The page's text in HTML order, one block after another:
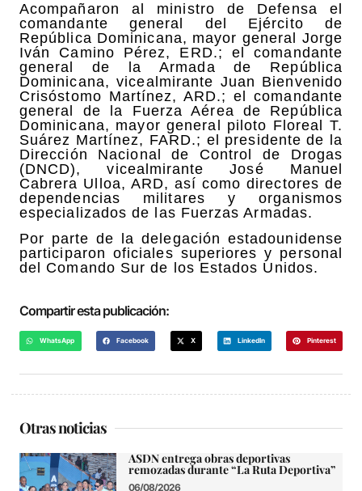
Acompañaron al ministro de Defensa el
comandante general del Ejército de
República Dominicana, mayor general Jorge
Iván Camino Pérez, ERD.; el comandante
general de la Armada de República
Dominicana, vicealmirante Juan Bienvenido
Crisóstomo Martínez, ARD.; el comandante
general de la Fuerza Aérea de República
Dominicana, mayor general piloto Floreal T.
Suárez Martínez, FARD.; el presidente de la
Dirección Nacional de Control de Drogas
(DNCD), vicealmirante José Manuel
Cabrera Ulloa, ARD, así como directores de
dependencias militares y organismos
especializados de las Fuerzas Armadas.
Por parte de la delegación estadounidense
participaron oficiales superiores y personal
del Comando Sur de los Estados Unidos.
Compartir esta publicación:
WhatsApp Facebook X LinkedIn Pinterest
Otras noticias
ASDN entrega obras deportivas
remozadas durante “La Ruta Deportiva”
06/08/2026